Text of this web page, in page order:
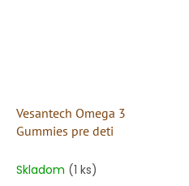
Vesantech Omega 3
Gummies pre deti
Skladom (1 ks)